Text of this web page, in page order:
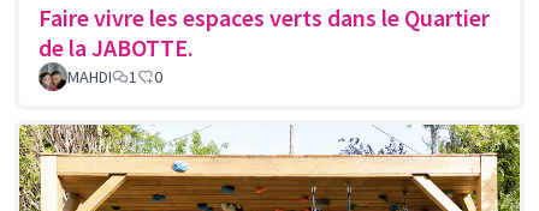
Faire vivre les espaces verts dans le Quartier
de la JABOTTE.
MAHDI 1 0